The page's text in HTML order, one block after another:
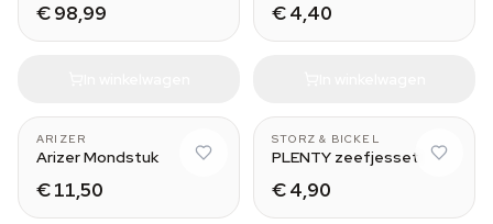
€ 98,99 € 4,40
ARIZER
Arizer Mondstuk
€ 11,50
STORZ & BICKEL
PLENTY zeefjesset
€ 4,90